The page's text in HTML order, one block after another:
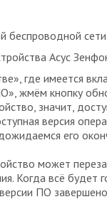
беспроводной
Асус
где имеется
жмём кнопку
значит,
версия
его
может
Когда всё
ПО